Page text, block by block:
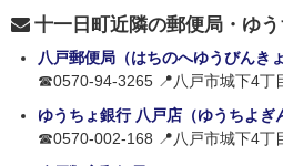
十一日町近隣の郵便局・ゆ
八戸郵便局（はちのへゆうびんきょ
☎0570-94-3265 📍八戸市城下4丁
ゆうちょ銀行 八戸店（ゆうちよぎ
☎0570-002-168 📍八戸市城下4丁